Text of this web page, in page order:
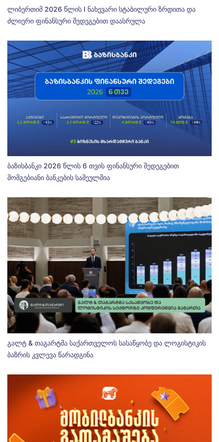
ლიბერთიმ 2026 წლის I ნახევარი სტაბილური ზრდითა და
ძლიერი ფინანსური შედეგებით დაასრულა
ბაზისბანკი 2026 წლის 6 თვის ფინანსური შედეგებით
მომგებიანი ბანკების სამეულშია
გალტ & თაგარტმა საქართველოს სასაწყობე და ლოგისტიკის
ბაზრის კვლევა წარადგინა